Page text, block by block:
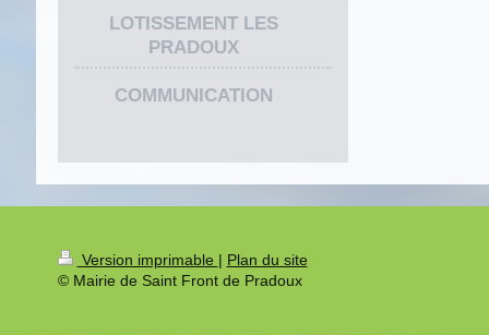
LOTISSEMENT LES
PRADOUX
COMMUNICATION
Version imprimable | Plan du site
© Mairie de Saint Front de Pradoux